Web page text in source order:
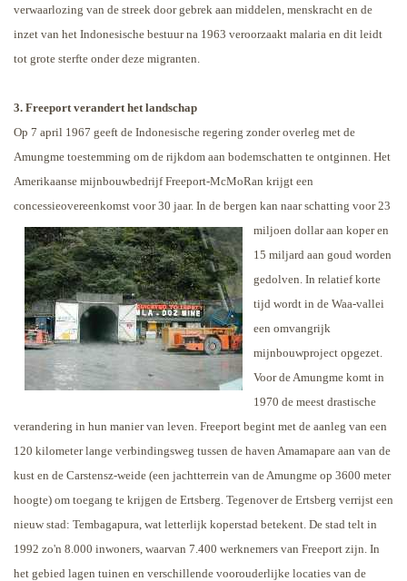
verwaarlozing van de streek door gebrek aan middelen, menskracht en de
inzet van het Indonesische bestuur na 1963 veroorzaakt malaria en dit leidt
tot grote sterfte onder deze migranten.
3. Freeport verandert het landschap
Op 7 april 1967 geeft de Indonesische regering zonder overleg met de
Amungme toestemming om de rijkdom aan bodemschatten te ontginnen. Het
Amerikaanse mijnbouwbedrijf Freeport-McMoRan krijgt een
concessieovereenkomst voor 30 jaar. In de bergen kan naar schatting voor 23
miljoen dollar aan koper en
15 miljard aan goud worden
gedolven. In relatief korte
tijd wordt in de Waa-vallei
een omvangrijk
mijnbouwproject opgezet.
Voor de Amungme komt in
1970 de meest drastische
verandering in hun manier van leven. Freeport begint met de aanleg van een
120 kilometer lange verbindingsweg tussen de haven Amamapare aan van de
kust en de Carstensz-weide (een jachtterrein van de Amungme op 3600 meter
hoogte) om toegang te krijgen de Ertsberg. Tegenover de Ertsberg verrijst een
nieuw stad: Tembagapura, wat letterlijk koperstad betekent. De stad telt in
1992 zo'n 8.000 inwoners, waarvan 7.400 werknemers van Freeport zijn. In
het gebied lagen tuinen en verschillende voorouderlijke locaties van de